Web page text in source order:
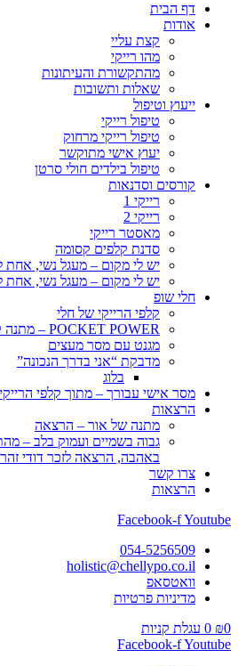
דף הבית
אודות
קצת עליי
מהו רייקי
מהתקשורת והעיתונות
שאלות ותשובות
ייעוץ וטיפול
טיפול רייקי
טיפול רייקי מרחוק
יעוץ אישי מתוקשר
טיפול בילדים חולי סרטן
קורסים וסדנאות
רייקי 1
רייקי 2
מאסטר רייקי
סדנת קלפים קסומה
יש לי מקום – מעגל נשי, אחת
יש לי מקום – מעגל נשי, אחת
חלי שופ
קלפי הרייקי של חלי
POCKET POWER – מתנה קטנה גדולה
מגנט עם מסר מעצים
מדבקת “אני בדרך הנכונה”
בלוג
מסר אישי עבורך – מתוך קלפי הרייקי
הרצאות
מתנה של אור – הרצאה
גבוה בשמיים ועמוק בלב –
באהבה, הרצאה לזכר דודי זהר
צרו קשר
הרצאות
Facebook-fYoutube
054-5256509
holistic@chellypo.co.il
וואטסאפ
מדיניות פרטיות
₪0
0 עגלת קניות
Facebook-fYoutube